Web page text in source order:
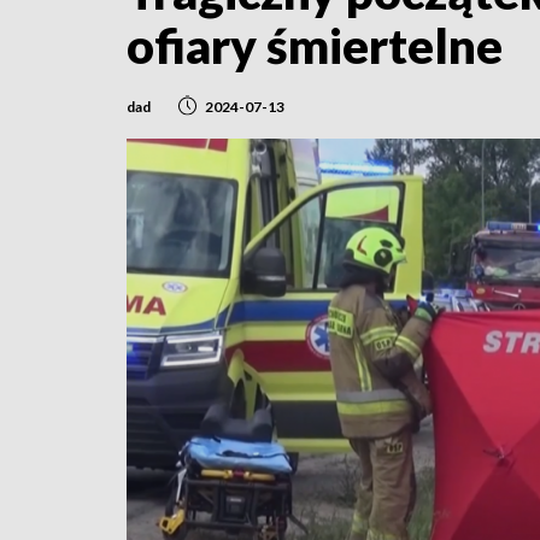
ofiary śmiertelne
dad 2024-07-13